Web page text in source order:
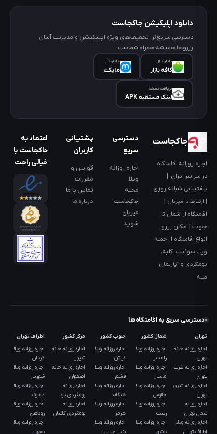
دانلود اپلیکیشن جاکجاست
دسترسی سریع‌تر، تخفیف‌های ویژه اپلیکیشن و مدیریت آسان
رزروها همیشه همراه شماست
دانلود از
کافه‌ بازار
دانلود از
مایکت
دریافت نسخه
لینک مستقیم APK
جاکجاست
اجاره روزانه اقامتگاه
در سراسر ایران. |
پشتیبانی شبانه روزی
| ارتباط با میزبان |
اقامتگاه از شمال تا
جنوب | امکان رزرو
انواع اقامتگاه از جمله
ویلا، سوئیت، کلبه،
بومگردی و آپارتمان
مبله
دسترسی
سریع
اجاره روزانه
ویلا
مجله
جاکجاست
میزبان
شوید
پشتیبانی
کاربران
قوانین و
مقررات
تماس با ما
درباره ما
اعتماد به
جاکجاست با
خیالی راحت
دسترسی سریع به اقامتگاه‌ها
تهران
اجاره روزانه خانه
تهران
اجاره روزانه غرب
تهران
اجاره روزانه شرق
تهران
اجاره روزانه
شمال تهران
اجاره روزانه ویلا
اطراف تهران
شمال کشور
اجاره روزانه ویلا
رامسر
اجاره روزانه ویلا
ماسال
اجاره روزانه ویلا
چالوس
اجاره روزانه ویلا
رشت
اجاره روزانه ویلا
نوشهر
جنوب کشور
اجاره روزانه ویلا
کیش
اجاره روزانه ویلا
قشم
اجاره روزانه ویلا
هنگام
اجاره روزانه ویلا
هرمز
اجاره روزانه ویلا
بندر عباس
مرکز کشور
اجاره روزانه خانه
شیراز
اجاره روزانه خانه
اصفهان
اجاره روزانه
بومگردی یزد
اجاره روزانه
بومگردی کاشان
اطراف تهران
اجاره روزانه ویلا
کردان
اجاره روزانه ویلا
شهریار
اجاره روزانه ویلا
دماوند
اجاره روزانه ویلا
رودهن
اجاره روزانه ویلا
بومهن